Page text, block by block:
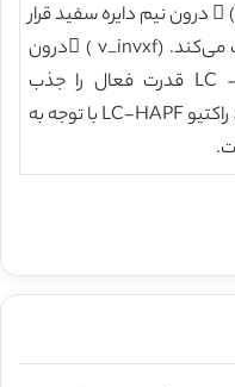
نشان می‌دهد. هنگامی که (v_invxf ) ⃗ درون نیم دایره سفید قرار
دارد، LC -HAPF قدرت فعال را جذب می‌کند. (v_invxf ) ⃗درون
محور x Q/VAR قرار دارد، LC –HAPF قدرت فعال را جذب
نمی‌کند. شکل 4، محدوده جبران توان راکتیو LC-HAPF با توجه به